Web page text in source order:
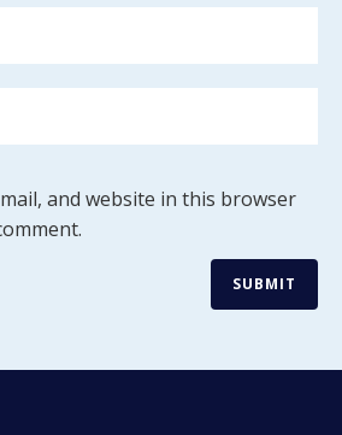
and website in this browser